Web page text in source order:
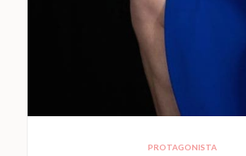
PROTAGONISTA